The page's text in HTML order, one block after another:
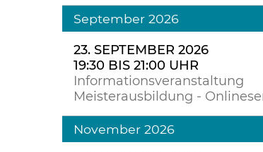
September 2026
23. SEPTEMBER 2026
19:30 BIS 21:00 UHR
Informationsveranstaltung
Meisterausbildung -
November 2026